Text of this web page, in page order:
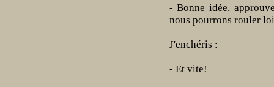
- Bonne idée,
nous pourrons rouler
J'enchéris :
- Et vite!